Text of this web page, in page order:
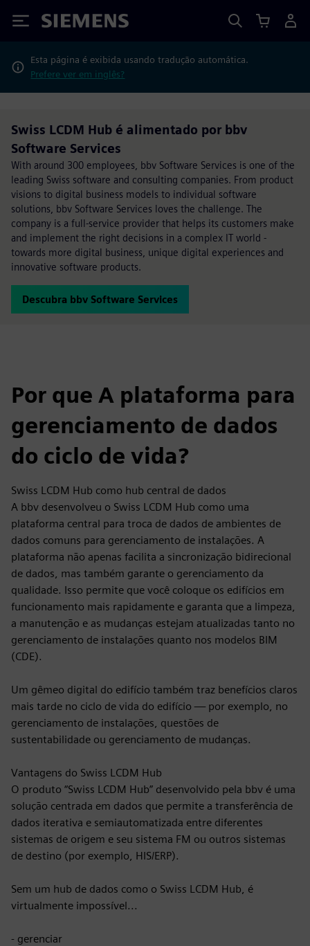
Siemens
Esta página é exibida usando tradução automática.
Prefere ver em inglês?
Swiss LCDM Hub é alimentado por bbv
Software Services
With around 300 employees, bbv Software Services is one of the
leading Swiss software and consulting companies. From product
visions to digital business models to individual software
solutions, bbv Software Services loves the challenge. The
company is a full-service provider that helps its customers make
and implement the right decisions in a complex IT world -
towards more digital business, unique digital experiences and
innovative software products.
Descubra bbv Software Services
Por que A plataforma para
gerenciamento de dados
do ciclo de vida?
Swiss LCDM Hub como hub central de dados
A bbv desenvolveu o Swiss LCDM Hub como uma
plataforma central para troca de dados de ambientes de
dados comuns para gerenciamento de instalações. A
plataforma não apenas facilita a sincronização bidirecional
de dados, mas também garante o gerenciamento da
qualidade. Isso permite que você coloque os edifícios em
funcionamento mais rapidamente e garanta que a limpeza,
a manutenção e as mudanças estejam atualizadas tanto no
gerenciamento de instalações quanto nos modelos BIM
(CDE).
Um gêmeo digital do edifício também traz benefícios claros
mais tarde no ciclo de vida do edifício — por exemplo, no
gerenciamento de instalações, questões de
sustentabilidade ou gerenciamento de mudanças.
Vantagens do Swiss LCDM Hub
O produto “Swiss LCDM Hub” desenvolvido pela bbv é uma
solução centrada em dados que permite a transferência de
dados iterativa e semiautomatizada entre diferentes
sistemas de origem e seu sistema FM ou outros sistemas
de destino (por exemplo, HIS/ERP).
Sem um hub de dados como o Swiss LCDM Hub, é
virtualmente impossível...
- gerenciar